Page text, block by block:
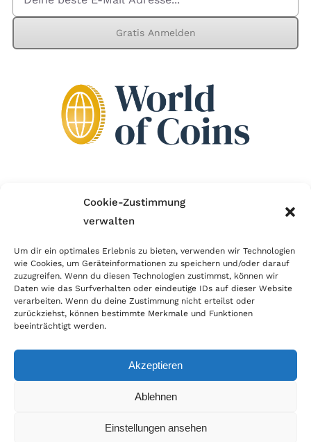
Cookie-Zustimmung
verwalten
Um dir ein optimales Erlebnis zu bieten, verwenden wir Technologien
wie Cookies, um Geräteinformationen zu speichern und/oder darauf
zuzugreifen. Wenn du diesen Technologien zustimmst, können wir
Daten wie das Surfverhalten oder eindeutige IDs auf dieser Website
verarbeiten. Wenn du deine Zustimmung nicht erteilst oder
zurückziehst, können bestimmte Merkmale und Funktionen
beeinträchtigt werden.
Akzeptieren
Ablehnen
Einstellungen ansehen
Warenkorb
Gratis Anmelden
Wir sind Mitglied im Händlerbund!
erfolgreichen E-Commerce ein. Auch wir sind wie
viele Onlineshops im Netz Mitglied im Händlerbund
und unterstützen fairen Onlinehandel.
© Copyright 2026 | World of Coins |Impressum|Datenschutz|Cookie
|Zahlung & Versand